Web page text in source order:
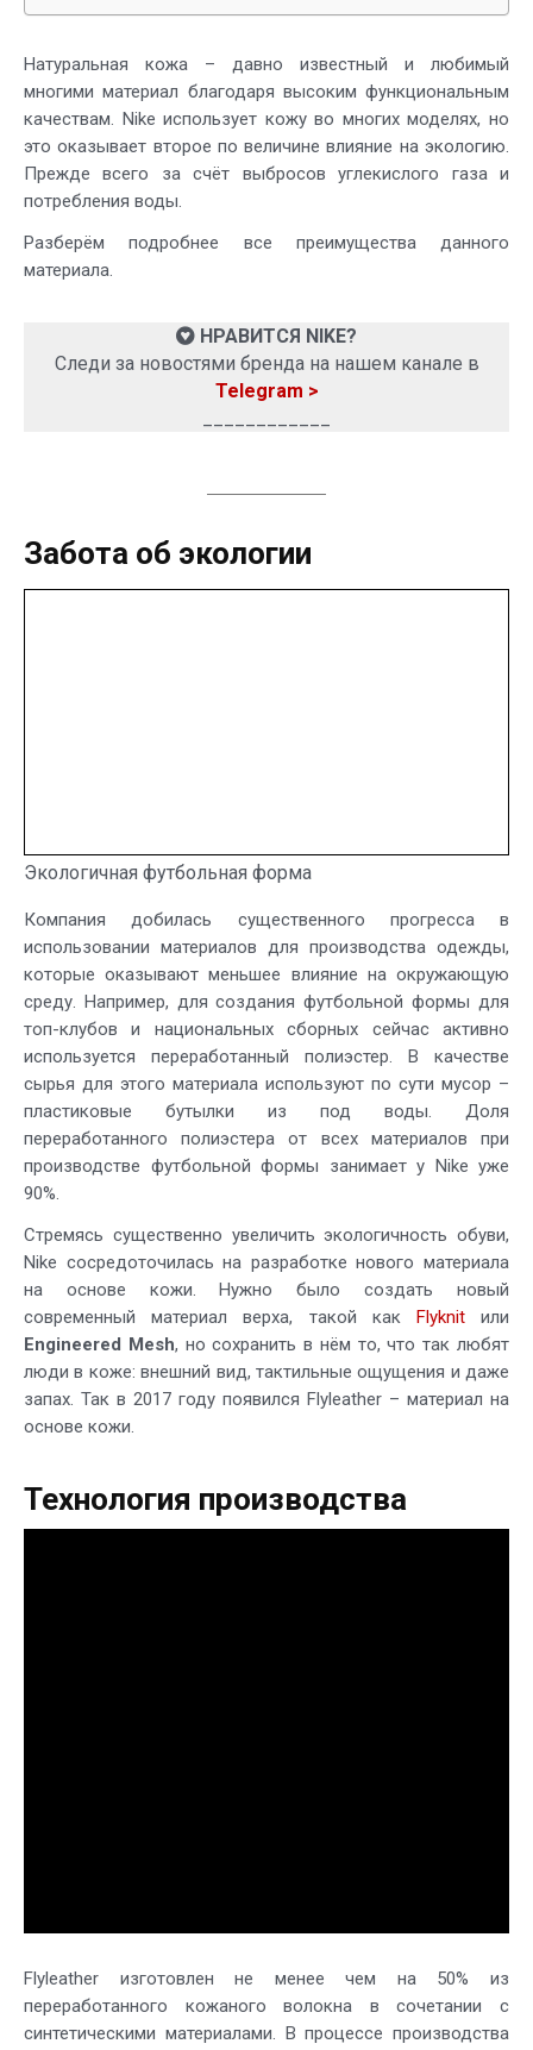
Натуральная кожа – давно известный и любимый
многими материал благодаря высоким функциональным
качествам. Nike использует кожу во многих моделях, но
это оказывает второе по величине влияние на экологию.
Прежде всего за счёт выбросов углекислого газа и
потребления воды.
Разберём подробнее все преимущества данного
материала.
НРАВИТСЯ NIKE?
Следи за новостями бренда на нашем канале в
Telegram >
Забота об экологии
Экологичная футбольная форма
Компания добилась существенного прогресса в
использовании материалов для производства одежды,
которые оказывают меньшее влияние на окружающую
среду. Например, для создания футбольной формы для
топ-клубов и национальных сборных сейчас активно
используется переработанный полиэстер. В качестве
сырья для этого материала используют по сути мусор –
пластиковые бутылки из под воды. Доля
переработанного полиэстера от всех материалов при
производстве футбольной формы занимает у Nike уже
90%.
Стремясь существенно увеличить экологичность обуви,
Nike сосредоточилась на разработке нового материала
на основе кожи. Нужно было создать новый
современный материал верха, такой как Flyknitили
Engineered Mesh, но сохранить в нём то, что так любят
люди в коже: внешний вид, тактильные ощущения и даже
запах. Так в 2017 году появился Flyleather – материал на
основе кожи.
Технология производства
Flyleather изготовлен не менее чем на 50% из
переработанного кожаного волокна в сочетании с
синтетическими материалами. В процессе производства